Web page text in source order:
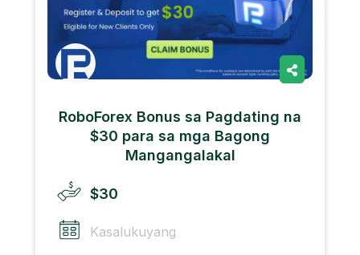
RoboForex Bonus sa Pagdating na
$30 para sa mga Bagong
Mangangalakal
$30
Kasalukuyang